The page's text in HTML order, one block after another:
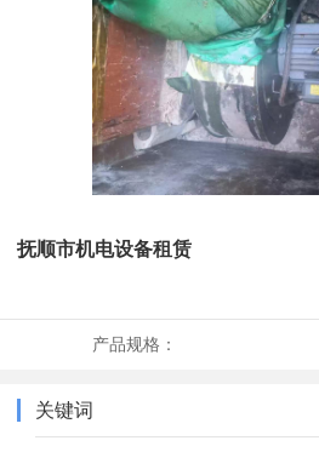
抚顺市机电设备租赁
产品规格：
关键词